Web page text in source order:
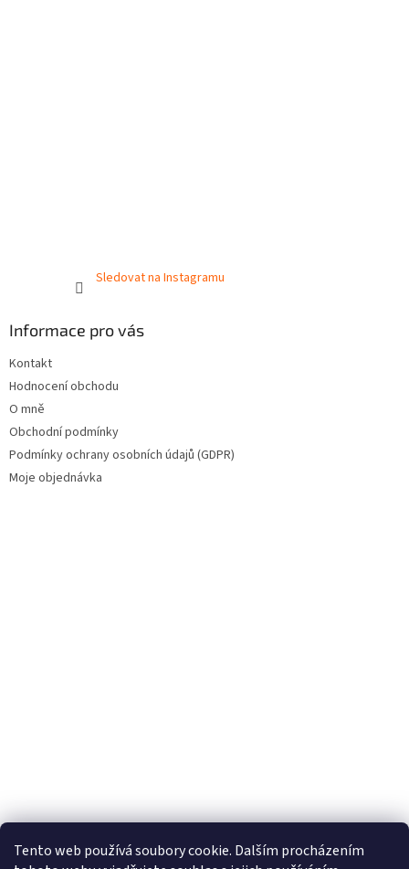
Tento web používá soubory cookie. Dalším procházením
Sledovat na Instagramu
Informace pro vás
Kontakt
Hodnocení obchodu
O mně
Obchodní podmínky
Podmínky ochrany osobních údajů (GDPR)
Moje objednávka